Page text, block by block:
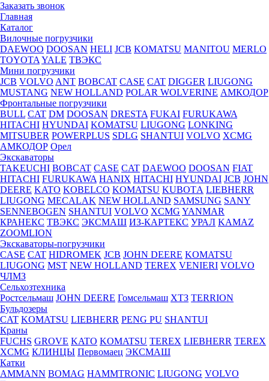
Заказать звонок
Главная
Каталог
Вилочные погрузчики
DAEWOO DOOSAN HELI JCB KOMATSU MANITOU MERLO
TOYOTA YALE ТВЭКС
Мини погрузчики
JCB VOLVO ANT BOBCAT CASE CAT DIGGER LIUGONG
MUSTANG NEW HOLLAND POLAR WOLVERINE АМКОДОР
Фронтальные погрузчики
BULL CAT DM DOOSAN DRESTA FUKAI FURUKAWA
HITACHI HYUNDAI KOMATSU LIUGONG LONKING
MITSUBER POWERPLUS SDLG SHANTUI VOLVO XCMG
АМКОДОР Орел
Экскаваторы
TAKEUCHI BOBCAT CASE CAT DAEWOO DOOSAN FIAT
HITACHI FURUKAWA HANIX HITACHI HYUNDAI JCB JOHN
DEERE KATO KOBELCO KOMATSU KUBOTА LIEBHERR
LIUGONG MECALAK NEW HOLLAND SAMSUNG SANY
SENNEBOGEN SHANTUI VOLVO XCMG YANMAR
КРАНЕКС ТВЭКС ЭКСМАШ ИЗ-КАРТЕКС УРАЛ KAMAZ
ZOOMLION
Экскаваторы-погрузчики
CASE CAT HIDROМEK JCB JOHN DEERE KOMATSU
LIUGONG MST NEW HOLLAND TEREX VENIERI VOLVO
ЧЛМЗ
Сельхозтехника
Ростсельмаш JOHN DEERE Гомсельмаш ХТЗ TERRION
Бульдозеры
CAT KOMATSU LIEBHERR PENG PU SHANTUI
Краны
FUCHS GROVE KATO KOMATSU TEREX LIEBHERR TEREX
XCMG КЛИНЦЫ Первомаец ЭКСМАШ
Катки
AMMANN BOMAG HAMMTRONIC LIUGONG VOLVO